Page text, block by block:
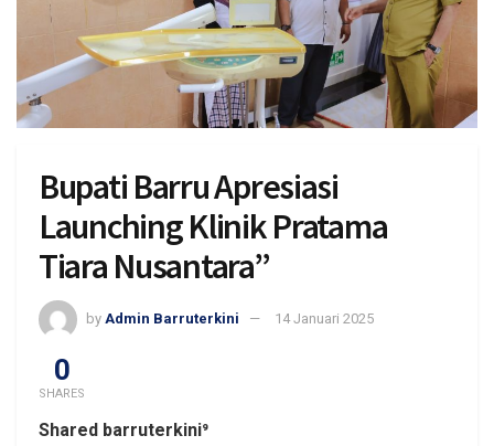
Bupati Barru Apresiasi
Launching Klinik Pratama
Tiara Nusantara”
by Admin Barruterkini 14 Januari 2025
0
SHARES
Shared barruterkini⁹